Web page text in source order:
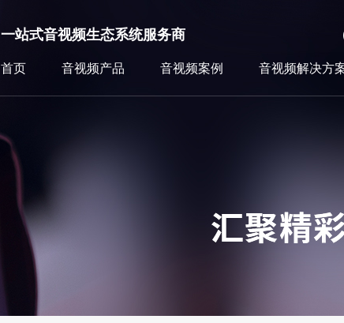
一站式音视频生态系统服务商
首页 音视频产品 音视频案例 音视频解决方